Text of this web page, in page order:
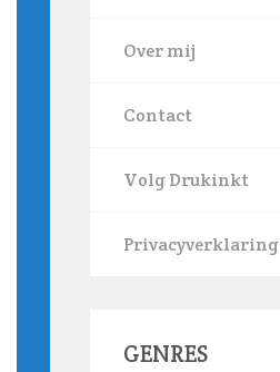
Over mij
Contact
Volg Drukinkt
Privacyverklaring
GENRES